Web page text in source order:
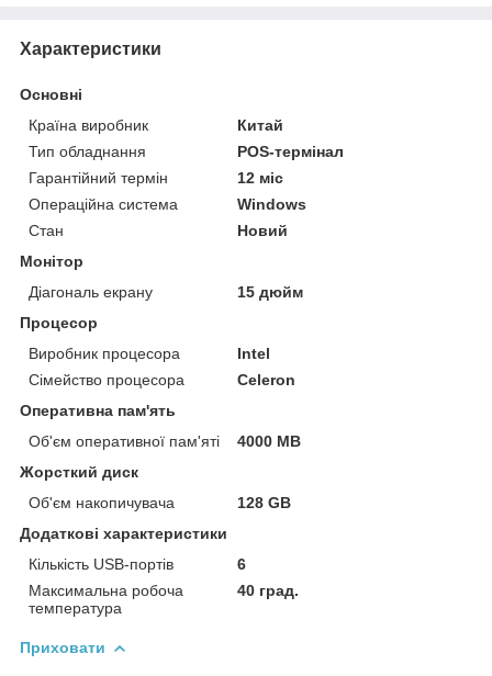
Характеристики
Основні
Країна виробник
Китай
Тип обладнання
POS-термінал
Гарантійний термін
12 міс
Операційна система
Windows
Стан
Новий
Монітор
Діагональ екрану
15 дюйм
Процесор
Виробник процесора
Intel
Сімейство процесора
Celeron
Оперативна пам'ять
Об'єм оперативної пам'яті
4000 MB
Жорсткий диск
Об'єм накопичувача
128 GB
Додаткові характеристики
Кількість USB-портів
6
Максимальна робоча
температура
40 град.
Приховати